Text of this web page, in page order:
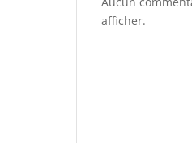
afficher.